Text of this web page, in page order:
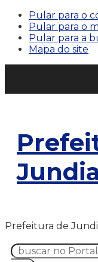
Pular para o
Pular para o
Pular para a
Mapa do site
Prefeitura de